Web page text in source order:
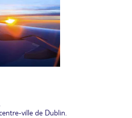
ville de Dublin.